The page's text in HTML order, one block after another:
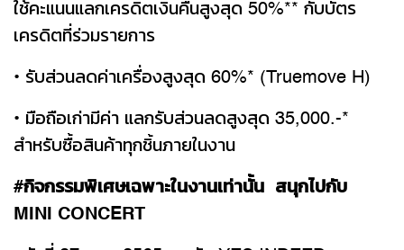
ใช้คะแนนแลกเครดิตเงินคืนสูงสุด 50%** กับบัตร
เครดิตที่ร่วมรายการ
• รับส่วนลดค่าเครื่องสูงสุด 60%* (Truemove H)
• มือถือเก่ามีค่า แลกรับส่วนลดสูงสุด 35,000.-*
สำหรับซื้อสินค้าทุกชิ้นภายในงาน
#กิจกรรมพิเศษเฉพาะในงานเท่านั้น สนุกไปกับ
MINI CONCERT